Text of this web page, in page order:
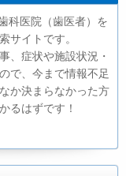
科医院（歯医者）を
サイトです。
、症状や施設状況・
で、今まで情報不足
か決まらなかった方
るはずです！